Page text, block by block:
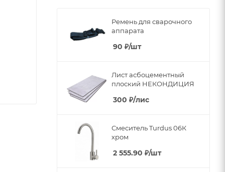
Ремень для сварочного
аппарата
90 ₽/шт
Лист асбоцементный
плоский НЕКОНДИЦИЯ
300 ₽/лис
Смеситель Turdus 06К
хром
2 555.90 ₽/шт